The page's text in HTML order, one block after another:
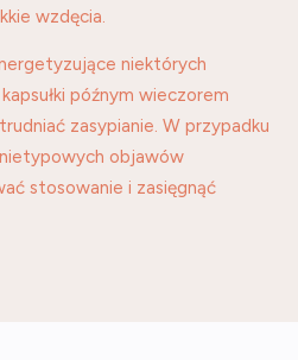
wzdęcia.
niektórych
późnym wieczorem
zasypianie. W przypadku
objawów
stosowanie i zasięgnąć